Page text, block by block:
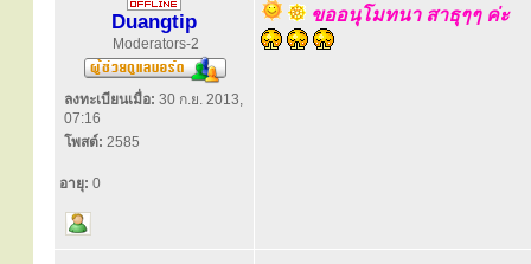
Duangtip
Moderators-2
ลงทะเบียนเมื่อ: 30 ก.ย. 2013,
07:16
โพสต์: 2585
อายุ: 0
ขออนุโมทนา สาธุๆๆ ค่ะ